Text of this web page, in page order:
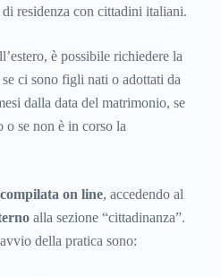
residenza con cittadini italiani.
è possibile richiedere la
ci sono figli nati o adottati da
dalla data del matrimonio, se
o se non è in corso la
on line, accedendo al
alla sezione “cittadinanza”.
della pratica sono: